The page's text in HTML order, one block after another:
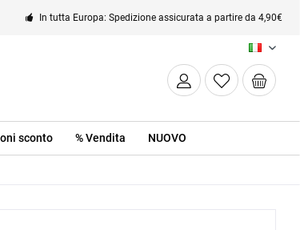
In tutta Europa: Spedizione assicurata a partire da 4,90€
IT
sconto % Vendita NUOVO